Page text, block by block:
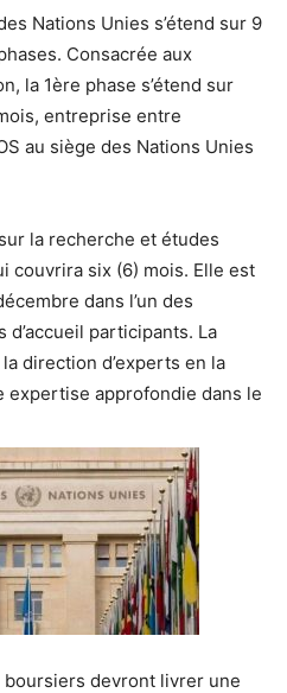
Nations Unies s’étend sur 9
Consacrée aux
la 1ère phase s’étend sur
entreprise entre
au siège des Nations Unies
la recherche et études
couvrira six (6) mois. Elle est
dans l’un des
participants. La
direction d’experts en la
expertise approfondie dans le
devront livrer une